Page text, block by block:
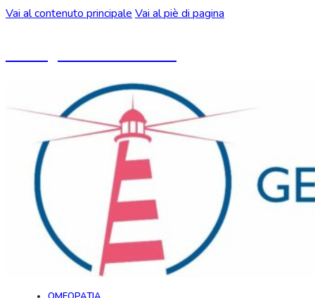
Vai al contenuto principale Vai al piè di pagina